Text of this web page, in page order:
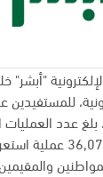
"أبشر"
عملية، تضمنت إجراء